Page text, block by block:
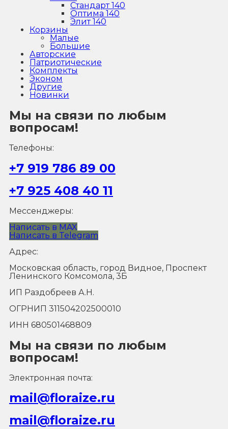
Стандарт 140
Оптима 140
Элит 140
Корзины
Малые
Большие
Авторские
Патриотические
Комплекты
Эконом
Другие
Новинки
Мы на связи по любым
вопросам!
Телефоны:
+7 919 786 89 00
+7 925 408 40 11
Мессенджеры:
Написать в MAX
Написать в Telegram
Адрес:
Московская область, город Видное, Проспект
Ленинского Комсомола, 3Б
ИП Раздобреев А.Н.
ОГРНИП 311504202500010
ИНН 680501468809
Мы на связи по любым
вопросам!
Электронная почта:
mail@floraize.ru
mail@floraize.ru